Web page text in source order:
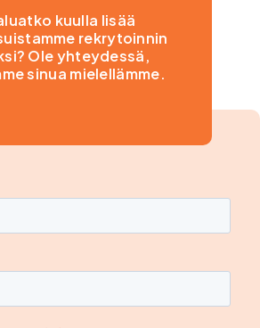
kuulla lisää
rekrytoinnin
Ole yhteydessä,
sinua mielellämme.